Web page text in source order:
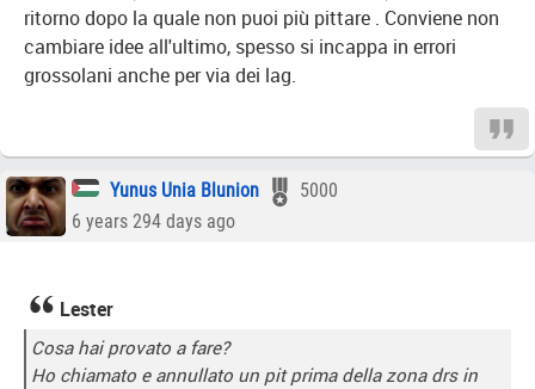
ritorno dopo la quale non puoi più pittare . Conviene non
cambiare idee all'ultimo, spesso si incappa in errori
grossolani anche per via dei lag.
Yunus Unia Blunion
5000
6 years 294 days ago
Lester
Cosa hai provato a fare?
Ho chiamato e annullato un pit prima della zona drs in